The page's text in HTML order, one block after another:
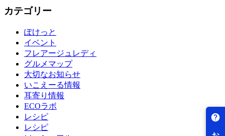
カテゴリー
ぽけっと
イベント
フレアージュレディ
グルメマップ
大切なお知らせ
いこえーる情報
耳寄り情報
ECOラボ
レシピ
レシピ